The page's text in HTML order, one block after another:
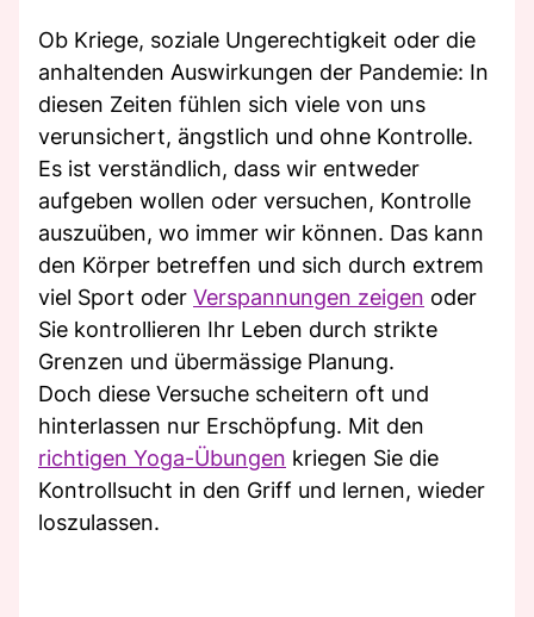
Ob Kriege, soziale Ungerechtigkeit oder die
anhaltenden Auswirkungen der Pandemie: In
diesen Zeiten fühlen sich viele von uns
verunsichert, ängstlich und ohne Kontrolle.
Es ist verständlich, dass wir entweder
aufgeben wollen oder versuchen, Kontrolle
auszuüben, wo immer wir können. Das kann
den Körper betreffen und sich durch extrem
viel Sport oder Verspannungen zeigen oder
Sie kontrollieren Ihr Leben durch strikte
Grenzen und übermässige Planung.
Doch diese Versuche scheitern oft und
hinterlassen nur Erschöpfung. Mit den
richtigen Yoga-Übungen kriegen Sie die
Kontrollsucht in den Griff und lernen, wieder
loszulassen.